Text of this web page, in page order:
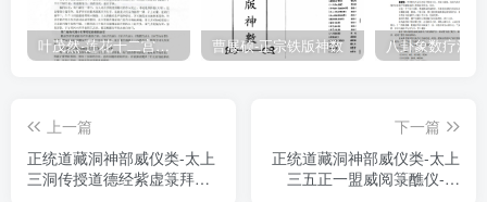
夫、虚無小吏、削死定生君、解衰脫厄君、保命益算君、治病下藥
君、浮雲使者君、雷師電師君、四州九谷君、河上仙官、江湖玉女
仙宫、並及此間土地真宫、九江水帝、十二溪女、河伯水官、地下七
神、土地之主五嶽四瀆護人長吏、加算主者、左右傳吏、解罪之君、
一切神靈，各各執持玉板，聽臣口中詞語。今有弟子某家累年已來，
叶茂然-莲花十二宫佛家奇门面授及答疑 曹展硕-正宗铁版神数
上一篇
正统道藏洞神部威仪类-太上
三洞传授道德经紫虚箓拜表
下一篇
正统道藏洞神部威仪类-太上
三五正一盟威阅箓醮仪-前